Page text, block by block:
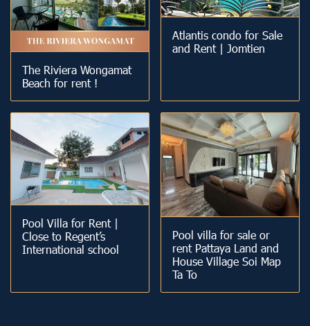
The Riviera Wongamat
Beach for rent !
Atlantis condo for Sale
and Rent | Jomtien
Pool Villa for Rent |
Close to Regent’s
International school
Pool villa for sale or
rent Pattaya Land and
House Village Soi Map
Ta To